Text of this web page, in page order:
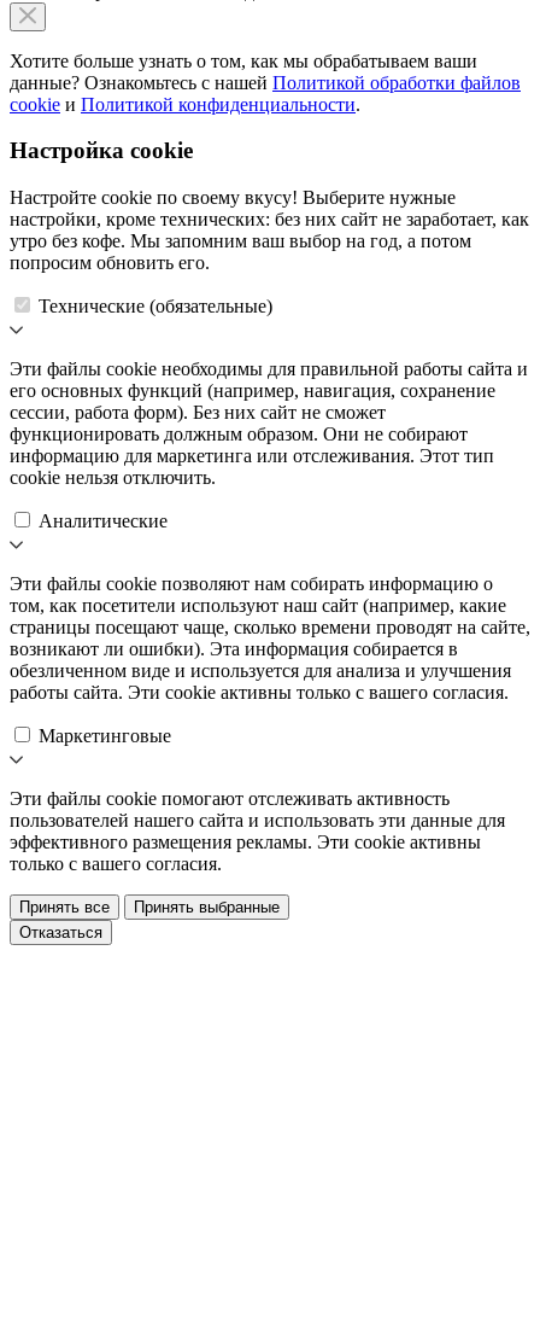
Хотите больше узнать о том, как мы обрабатываем ваши
данные? Ознакомьтесь с нашей Политикой обработки файлов
cookie и Политикой конфиденциальности.
Настройка cookie
Настройте cookie по своему вкусу! Выберите нужные
настройки, кроме технических: без них сайт не заработает, как
утро без кофе. Мы запомним ваш выбор на год, а потом
попросим обновить его.
Технические (обязательные)
Эти файлы cookie необходимы для правильной работы сайта и
его основных функций (например, навигация, сохранение
сессии, работа форм). Без них сайт не сможет
функционировать должным образом. Они не собирают
информацию для маркетинга или отслеживания. Этот тип
cookie нельзя отключить.
Аналитические
Эти файлы cookie позволяют нам собирать информацию о
том, как посетители используют наш сайт (например, какие
страницы посещают чаще, сколько времени проводят на сайте,
возникают ли ошибки). Эта информация собирается в
обезличенном виде и используется для анализа и улучшения
работы сайта. Эти cookie активны только с вашего согласия.
Маркетинговые
Эти файлы cookie помогают отслеживать активность
пользователей нашего сайта и использовать эти данные для
эффективного размещения рекламы. Эти cookie активны
только с вашего согласия.
Принять все
Принять выбранные
Отказаться